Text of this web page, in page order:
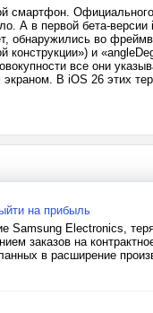
смартфон.
А в первой бета-
обнаружились во
конструкции») и
все они
В iOS 26 этих
на прибыль
Samsung Electronics,
заказов на
в расширение